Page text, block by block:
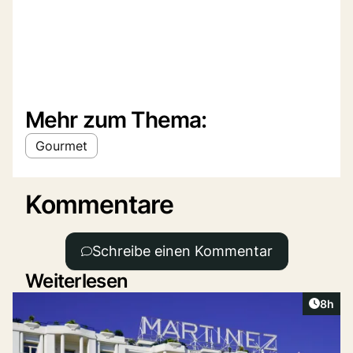
Mehr zum Thema:
Gourmet
Kommentare
Schreibe einen Kommentar
Weiterlesen
8h